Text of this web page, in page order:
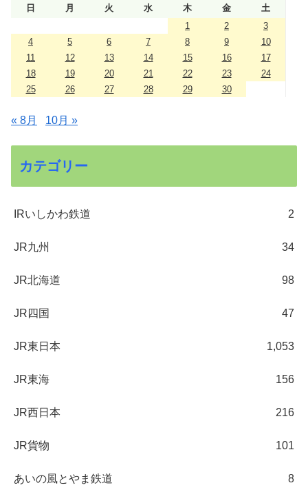
日 月 火 水 木 金
土
1
2
3
4
5 6 7 8 9
10
11
12 13 14 15 16
17
18
19 20 21 22 23
24
25
26 27 28 29 30
« 8月 10月 »
カテゴリー
IRいしかわ鉄道 2
JR九州 34
JR北海道 98
JR四国 47
JR東日本 1,053
JR東海 156
JR西日本 216
JR貨物 101
あいの風とやま鉄道 8